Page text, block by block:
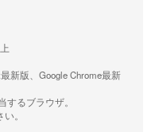
新版、Google Chrome最新
するブラウザ。
。